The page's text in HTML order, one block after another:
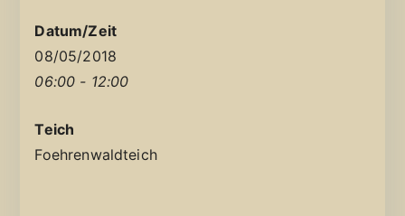
Datum/Zeit
08/05/2018
06:00 - 12:00
Teich
Foehrenwaldteich